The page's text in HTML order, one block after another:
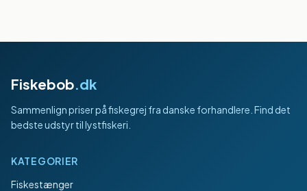
Fiskebob.dk
Sammenlign priser på fiskegrej fra danske forhandlere. Find det
bedste udstyr til lystfiskeri.
KATEGORIER
Fiskestænger